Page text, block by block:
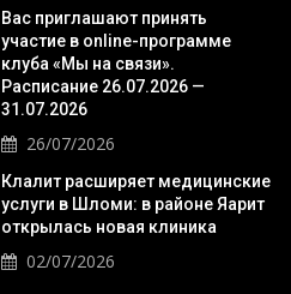
Вас приглашают принять
участие в online-программе
клуба «Мы на связи».
Расписание 26.07.2026 —
31.07.2026
26/07/2026
Клалит расширяет медицинские
услуги в Шломи: в районе Яарит
открылась новая клиника
02/07/2026